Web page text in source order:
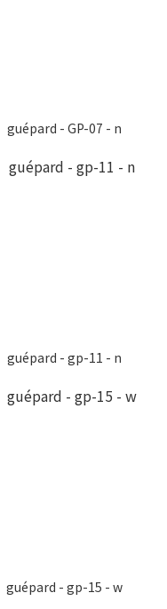
guépard - GP-07 - n
guépard - gp-11 - n
guépard - gp-15 - w